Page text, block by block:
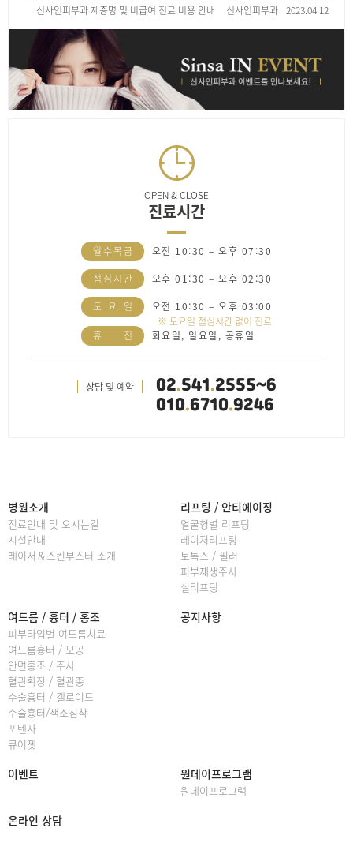
신사인피부과 제증명 및 비급여 진료 비용 안내
신사인피부과 2023.04.12
OPEN & CLOSE
진료시간
월수목금
오전 10:30 – 오후 07:30
점 심 시 간
오후 01:30 – 오후 02:30
토 요 일
오전 10:30 – 오후 03:00
※ 토요일 점심시간 없이 진료
휴
진 화요일, 일요일, 공휴일
상담 및 예약 02.541.2555~6
010.6710.9246
병원소개
진료안내 및 오시는길
시설안내
레이저＆스킨부스터 소개
리프팅 / 안티에이징
얼굴형별 리프팅
레이저리프팅
보톡스 / 필러
피부재생주사
실리프팅
여드름 / 흉터 / 홍조
피부타입별 여드름치료
여드름흉터 / 모공
안면홍조 / 주사
혈관확장 / 혈관종
수술흉터 / 켈로이드
수술흉터/색소침착
포텐자
큐어젯
공지사항
이벤트 원데이프로그램
원데이프로그램
온라인 상담